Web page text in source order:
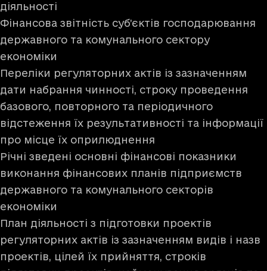
діяльності
Фінансова звітність суб’єктів господарювання
державного та комунального сектору
економіки
Переліки регуляторних актів із зазначенням
дати набрання чинності, строку проведення
базового, повторного та періодичного
відстеження їх результативності та інформації
про місце їх оприлюднення
Річні зведені основні фінансові показники
виконання фінансових планів підприємств
державного та комунального секторів
економіки
План діяльності з підготовки проектів
регуляторних актів із зазначенням видів і назв
проектів, цілей їх прийняття, строків